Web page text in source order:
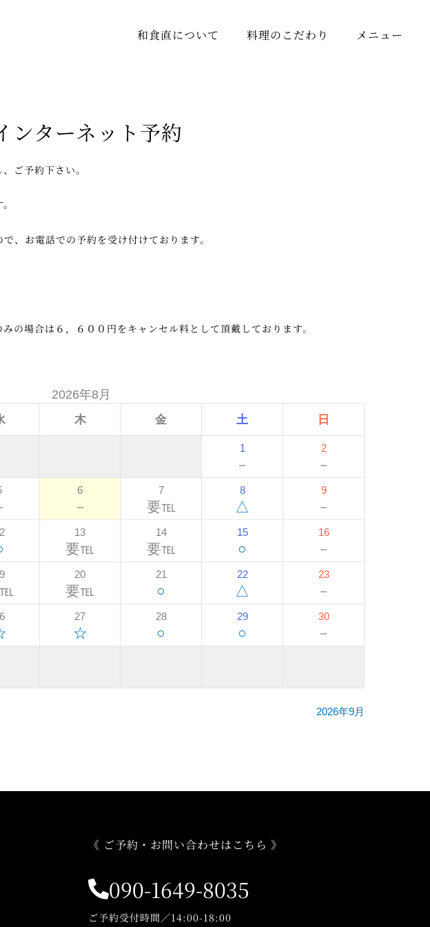
和食直について 料理のこだわり メニュー
ンターネット予約
ご予約下さい。
、お電話での予約を受け付けております。
の場合は６，６００円をキャンセル料として頂戴しております。
2026年8月
木 金 土 日
1
－
2
－
6
－
7
要℡
8
△
9
－
13
要℡
14
要℡
15
○
16
－
℡
20
要℡
21
○
22
△
23
－
27
☆
28
○
29
○
30
－
2026年9月
《 ご予約・お問い合わせはこちら 》
090-1649-8035
ご予約受付時間／14:00-18:00